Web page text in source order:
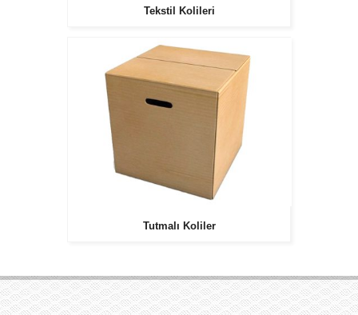
Tekstil Kolileri
Tutmalı Koliler